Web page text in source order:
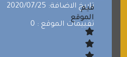
تاريخ الاضافة: 2020/07/25
تقييمات الموقع : 0
قيم
الموقع